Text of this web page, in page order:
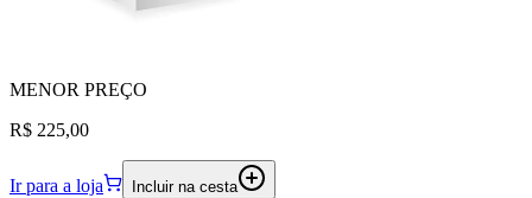
MENOR PREÇO
R$ 225,00
Ir para a loja Incluir na cesta